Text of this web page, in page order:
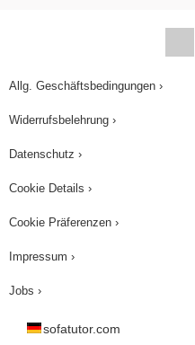
Allg. Geschäftsbedingungen ›
Widerrufsbelehrung ›
Datenschutz ›
Cookie Details ›
Cookie Präferenzen ›
Impressum ›
Jobs ›
sofatutor.com